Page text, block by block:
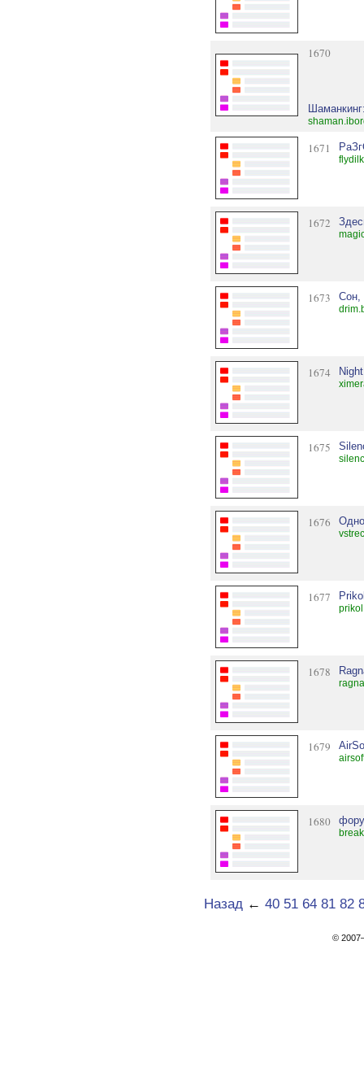
1670
1671
1672
1673 Cон,
1674
1675
1676
1677
1678
1679
1680
Назад← 40 51 64 81 82
©